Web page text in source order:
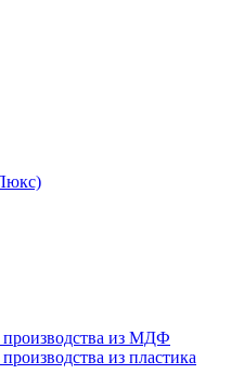
производства из МДФ
из пластика